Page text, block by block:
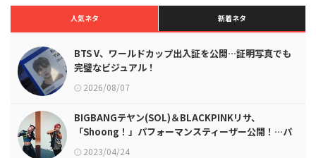
人気ネタ 新着ネタ
BTS V、ワールドカップ出入証を公開…証明写真でも
完璧なビジュアル！
2026/08/07
BIGBANGテヤン(SOL)＆BLACKPINKリサ、
「Shoong！」パフォーマンスティーザー公開！…パ
ーフェクトパフォーマンス
2023/04/24